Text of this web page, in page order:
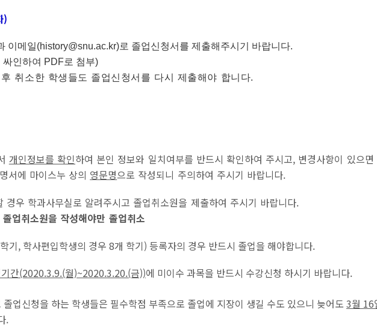
)
이메일(history@snu.ac.kr)로 졸업신청서를 제출해주시기 바랍니다.
싸인하여 PDF로 첨부)
취소한 학생들도 졸업신청서를 다시 제출해야 합니다.
개인정보를 확인하여 본인 정보와 일치여부를 반드시 확인하여 주시고, 변경사항이 있으
서에 마이스누 상의 영문명으로 작성되니 주의하여 주시기 바랍니다.
경우 학과사무실로 알려주시고 졸업취소원을 제출하여 주시기 바랍니다.
업취소원을 작성해야만 졸업취소
기, 학사편입학생의 경우 8개 학기) 등록자의 경우 반드시 졸업을 해야합니다.
간(2020.3.9.(월)~2020.3.20.(금))에 미이수 과목을 반드시 수강신청 하시기 바랍니다.
업신청을 하는 학생들은 필수학점 부족으로 졸업에 지장이 생길 수도 있으니 늦어도 3월 16
.